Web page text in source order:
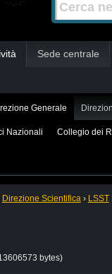
Sede centrale
Generale
Nazionali Collegio dei
Direzione Scientifica › LSST
bytes)